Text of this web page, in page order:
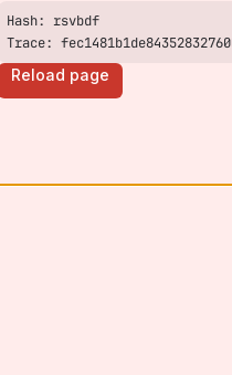
Trace:
Reload page